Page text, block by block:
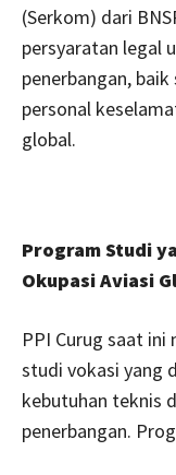
(Serkom) dari
persyaratan legal
penerbangan,
personal
global.
Program Studi
Okupasi Aviasi
PPI Curug saat
studi vokasi yang
kebutuhan teknis
penerbangan.